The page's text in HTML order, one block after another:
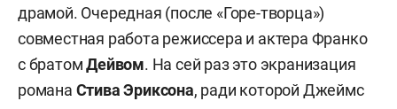
драмой. Очередная (после «Горе-творца»)
совместная работа режиссера и актера Франко
с братомДейвом. На сей раз это экранизация
романа Стива Эриксона, ради которой Джеймс